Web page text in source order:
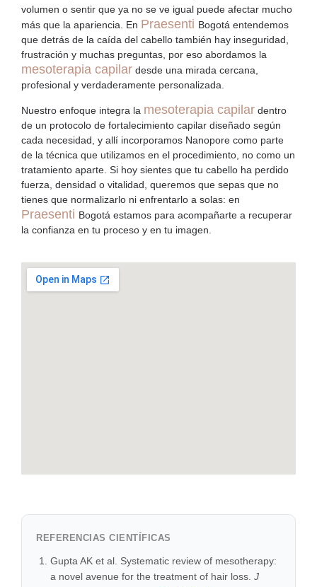
volumen o sentir que ya no se ve igual puede afectar mucho
más que la apariencia. En Praesenti Bogotá entendemos
que detrás de la caída del cabello también hay inseguridad,
frustración y muchas preguntas, por eso abordamos la
mesoterapia capilar desde una mirada cercana,
profesional y verdaderamente personalizada.
Nuestro enfoque integra la mesoterapia capilar dentro
de un protocolo de fortalecimiento capilar diseñado según
cada necesidad, y allí incorporamos Nanopore como parte
de la técnica que utilizamos en el procedimiento, no como un
tratamiento aparte. Si hoy sientes que tu cabello ha perdido
fuerza, densidad o vitalidad, queremos que sepas que no
tienes que normalizarlo ni enfrentarlo a solas: en
Praesenti Bogotá estamos para acompañarte a recuperar
la confianza en tu proceso y en tu imagen.
REFERENCIAS CIENTÍFICAS
Gupta AK et al. Systematic review of mesotherapy:
a novel avenue for the treatment of hair loss. J